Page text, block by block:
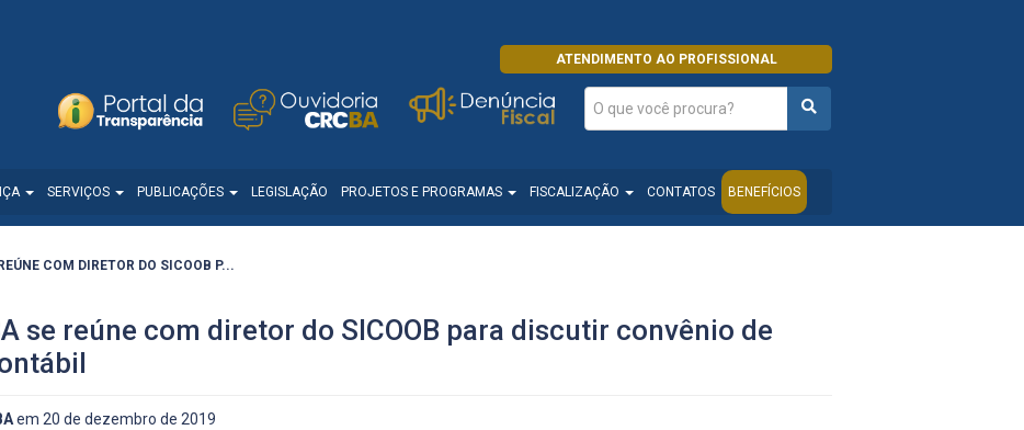
ATENDIMENTO AO PROFISSIONAL
SERVIÇOS PUBLICAÇÕES LEGISLAÇÃO PROJETOS E PROGRAMAS FISCALIZAÇÃO CONTATOS BENEFÍCIOS
COM DIRETOR DO SICOOB P...
se reúne com diretor do SICOOB para discutir convênio de
em 20 de dezembro de 2019